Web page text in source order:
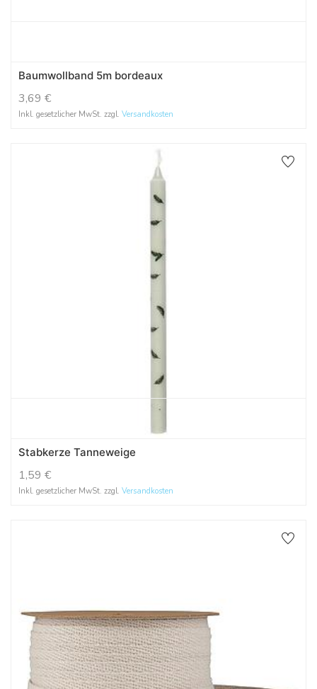
Baumwollband 5m bordeaux
3,69 €
Inkl. gesetzlicher MwSt. zzgl. Versandkosten
Stabkerze Tanneweige
1,59 €
Inkl. gesetzlicher MwSt. zzgl. Versandkosten